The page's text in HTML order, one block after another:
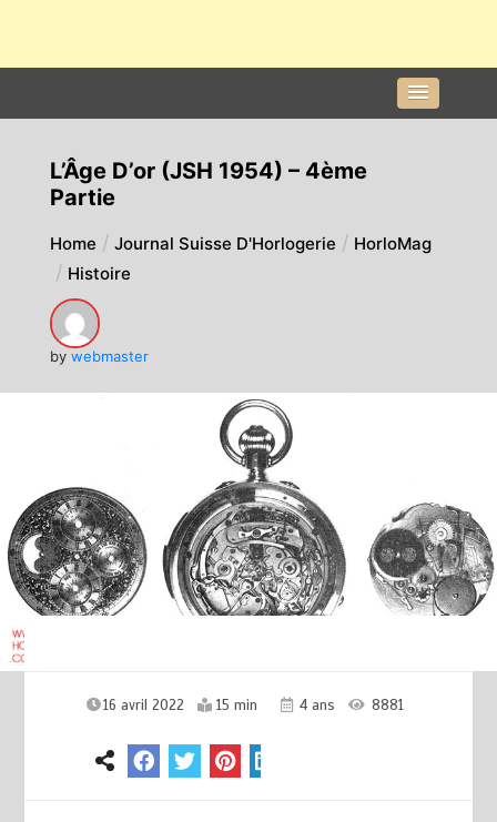
L’Âge D’or (JSH 1954) – 4ème
Partie
Home Journal Suisse D'Horlogerie
HorloMag
Histoire
by webmaster
16 avril 2022 15 min 4 ans 8881